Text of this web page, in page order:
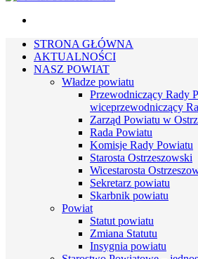
STRONA GŁÓWNA
AKTUALNOŚCI
NASZ POWIAT
Władze powiatu
Przewodniczący Rady
wiceprzewodniczący
Zarząd Powiatu w
Rada Powiatu
Komisje Rady Powiatu
Starosta Ostrzeszowski
Wicestarosta
Sekretarz powiatu
Skarbnik powiatu
Powiat
Statut powiatu
Zmiana Statutu
Insygnia powiatu